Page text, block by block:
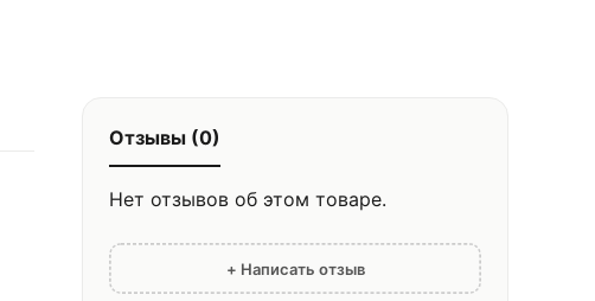
Отзывы (0)
Нет отзывов об этом товаре.
+ Написать отзыв